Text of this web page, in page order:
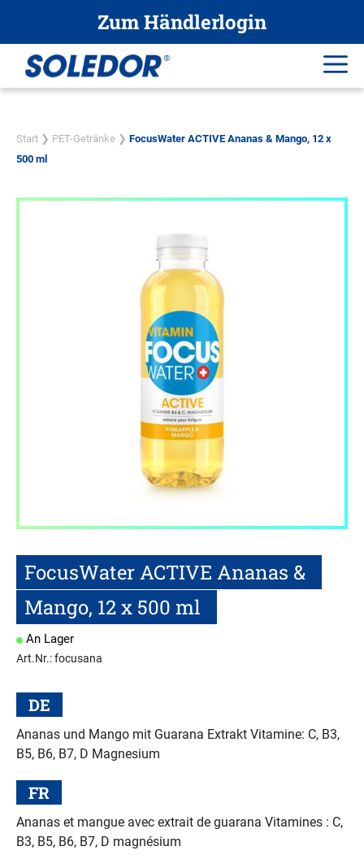
springen
Zum Händlerlogin
Start ❯ PET-Getränke ❯ FocusWater ACTIVE Ananas & Mango, 12 x
500 ml
FocusWater ACTIVE Ananas &
Mango, 12 x 500 ml
An Lager
Art.Nr.: focusana
DE
Ananas und Mango mit Guarana Extrakt Vitamine: C, B3,
B5, B6, B7, D Magnesium
FR
Ananas et mangue avec extrait de guarana Vitamines : C,
B3, B5, B6, B7, D magnésium